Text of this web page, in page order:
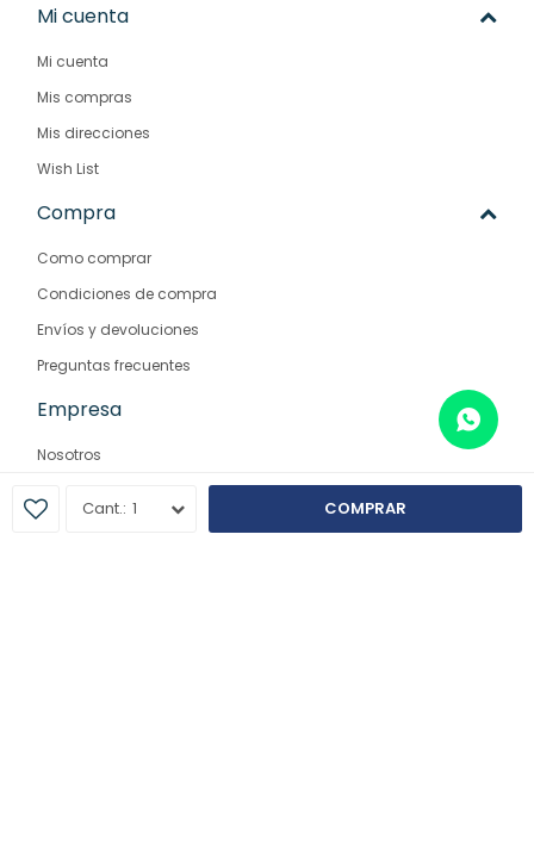
1 COMPRAR
Mi cuenta
Mi cuenta
Mis compras
Mis direcciones
Wish List
Compra
Como comprar
Condiciones de compra
Envíos y devoluciones
Preguntas frecuentes
Empresa
Nosotros